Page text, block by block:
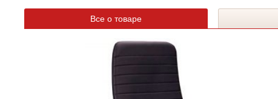
Все о товаре